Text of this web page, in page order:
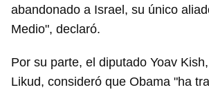
abandonado a Israel, su único
Medio", declaró.
Por su parte, el diputado Yoav
Likud, consideró que Obama "ha